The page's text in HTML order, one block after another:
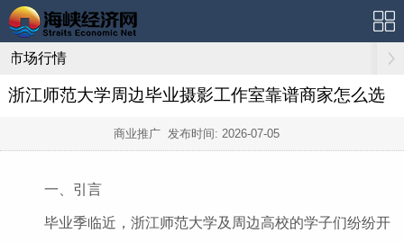
市场行情
浙江师范大学周边毕业摄影工作室靠谱商家怎么选
商业推广 发布时间: 2026-07-05
一、引言
毕业季临近，浙江师范大学及周边高校的学子们纷纷开